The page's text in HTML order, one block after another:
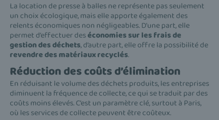
La location de presse à balles ne représente pas seulement
un choix écologique, mais elle apporte également des
relents économiques non négligeables. D’une part, elle
permet d’effectuer deséconomies sur les frais de
gestion des déchets, d’autre part, elle offre la possibilité de
revendre des matériaux recyclés.
Réduction des coûts d’élimination
En réduisant le volume des déchets produits, les entreprises
diminuent la fréquence de collecte, ce qui se traduit par des
coûts moins élevés. C’est un paramètre clé, surtout à Paris,
où les services de collecte peuvent être coûteux.